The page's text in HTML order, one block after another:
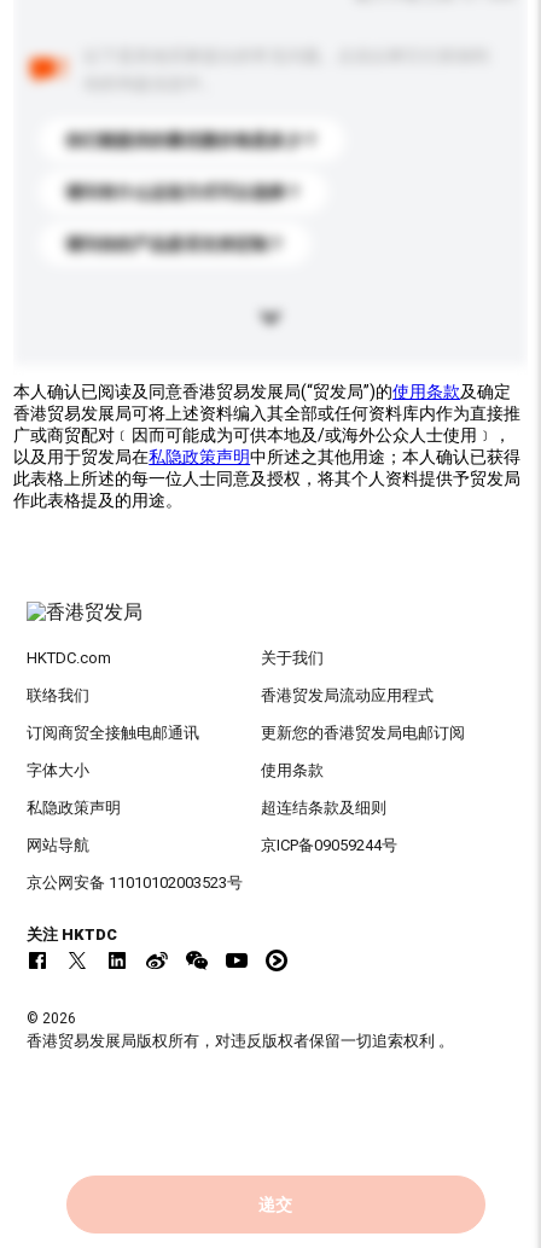
你们能提供的最优惠价格是多少？
请问有什么运送方式可以选择？
请问你的产品是否支持定制？
本人确认已阅读及同意香港贸易发展局(“贸发局”)的使用条款及确定
香港贸易发展局可将上述资料编入其全部或任何资料库内作为直接推
广或商贸配对﹝因而可能成为可供本地及/或海外公众人士使用﹞，
以及用于贸发局在私隐政策声明中所述之其他用途；本人确认已获得
此表格上所述的每一位人士同意及授权，将其个人资料提供予贸发局
作此表格提及的用途。
递交
HKTDC.com 关于我们
联络我们 香港贸发局流动应用程式
订阅商贸全接触电邮通讯 更新您的香港贸发局电邮订阅
字体大小 使用条款
私隐政策声明 超连结条款及细则
网站导航 京ICP备09059244号
京公网安备 11010102003523号
关注 HKTDC
© 2026
香港贸易发展局版权所有，对违反版权者保留一切追索权利 。